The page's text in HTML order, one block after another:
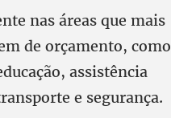
nas áreas que mais
de orçamento, como
assistência
e segurança.